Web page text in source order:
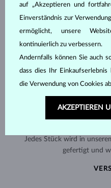
Jedes Stück wird in
gefertigt und
auf „Akzeptieren und
Einverständnis zur
ermöglicht, unsere
kontinuierlich zu verbessern.
Andernfalls können Sie auch
dass dies Ihr Einkaufserlebnis
die Verwendung von Cookies
AKZEPTIEREN